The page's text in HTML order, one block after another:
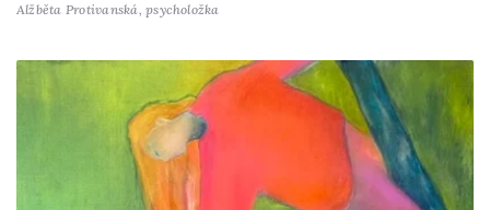
Alžběta Protivanská,psycholožka